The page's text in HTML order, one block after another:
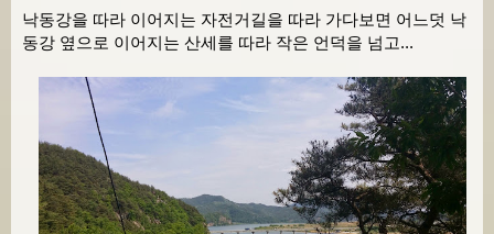
낙동강을 따라 이어지는 자전거길을 따라 가다보면 어느덧 낙
동강 옆으로 이어지는 산세를 따라 작은 언덕을 넘고...